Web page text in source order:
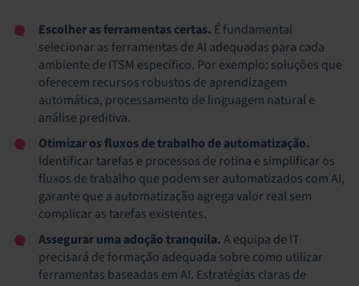
Escolher as ferramentas certas. É fundamental
selecionar as ferramentas de AI adequadas para cada
ambiente de ITSM específico. Por exemplo: soluções que
oferecem recursos robustos de aprendizagem
automática, processamento de linguagem natural e
análise preditiva.
Otimizar os fluxos de trabalho de automatização.
Identificar tarefas e processos de rotina e simplificar os
fluxos de trabalho que podem ser automatizados com AI,
garante que a automatização agrega valor real sem
complicar as tarefas existentes.
Assegurar uma adoção tranquila.A equipa de IT
precisará de formação adequada sobre como utilizar
ferramentas baseadas em AI. Estratégias claras de